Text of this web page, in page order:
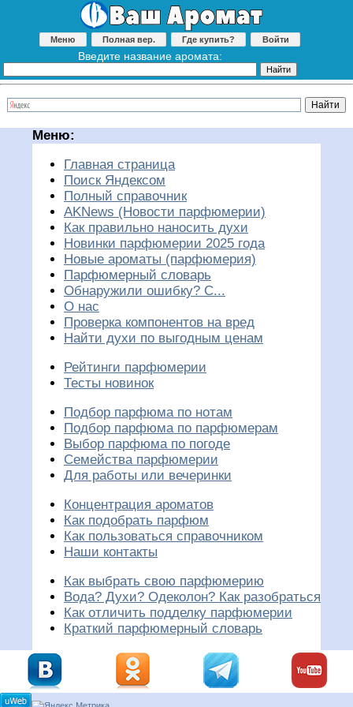
Меню Полная вер. Где купить? Войти
Введите название аромата:
Меню:
Главная страница
Поиск Яндексом
Полный справочник
AKNews (Новости парфюмерии)
Как правильно наносить духи
Новинки парфюмерии 2025 года
Новые ароматы (парфюмерия)
Парфюмерный словарь
Обнаружили ошибку? С...
О нас
Проверка компонентов на вред
Найти духи по выгодным ценам
Рейтинги парфюмерии
Тесты новинок
Подбор парфюма по нотам
Подбор парфюма по парфюмерам
Выбор парфюма по погоде
Семейства парфюмерии
Для работы или вечеринки
Концентрация ароматов
Как подобрать парфюм
Как пользоваться справочником
Наши контакты
Как выбрать свою парфюмерию
Вода? Духи? Одеколон? Как разобраться
Как отличить подделку парфюмерии
Краткий парфюмерный словарь